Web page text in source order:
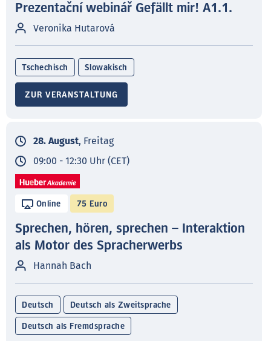
Prezentační webinář Gefällt mir! A1.1.
Veronika Hutarová
Tschechisch Slowakisch
ZUR VERANSTALTUNG
28. August, Freitag
09:00 - 12:30 Uhr (CET)
Online 75 Euro
Sprechen, hören, sprechen – Interaktion
als Motor des Spracherwerbs
Hannah Bach
Deutsch Deutsch als Zweitsprache
Deutsch als Fremdsprache